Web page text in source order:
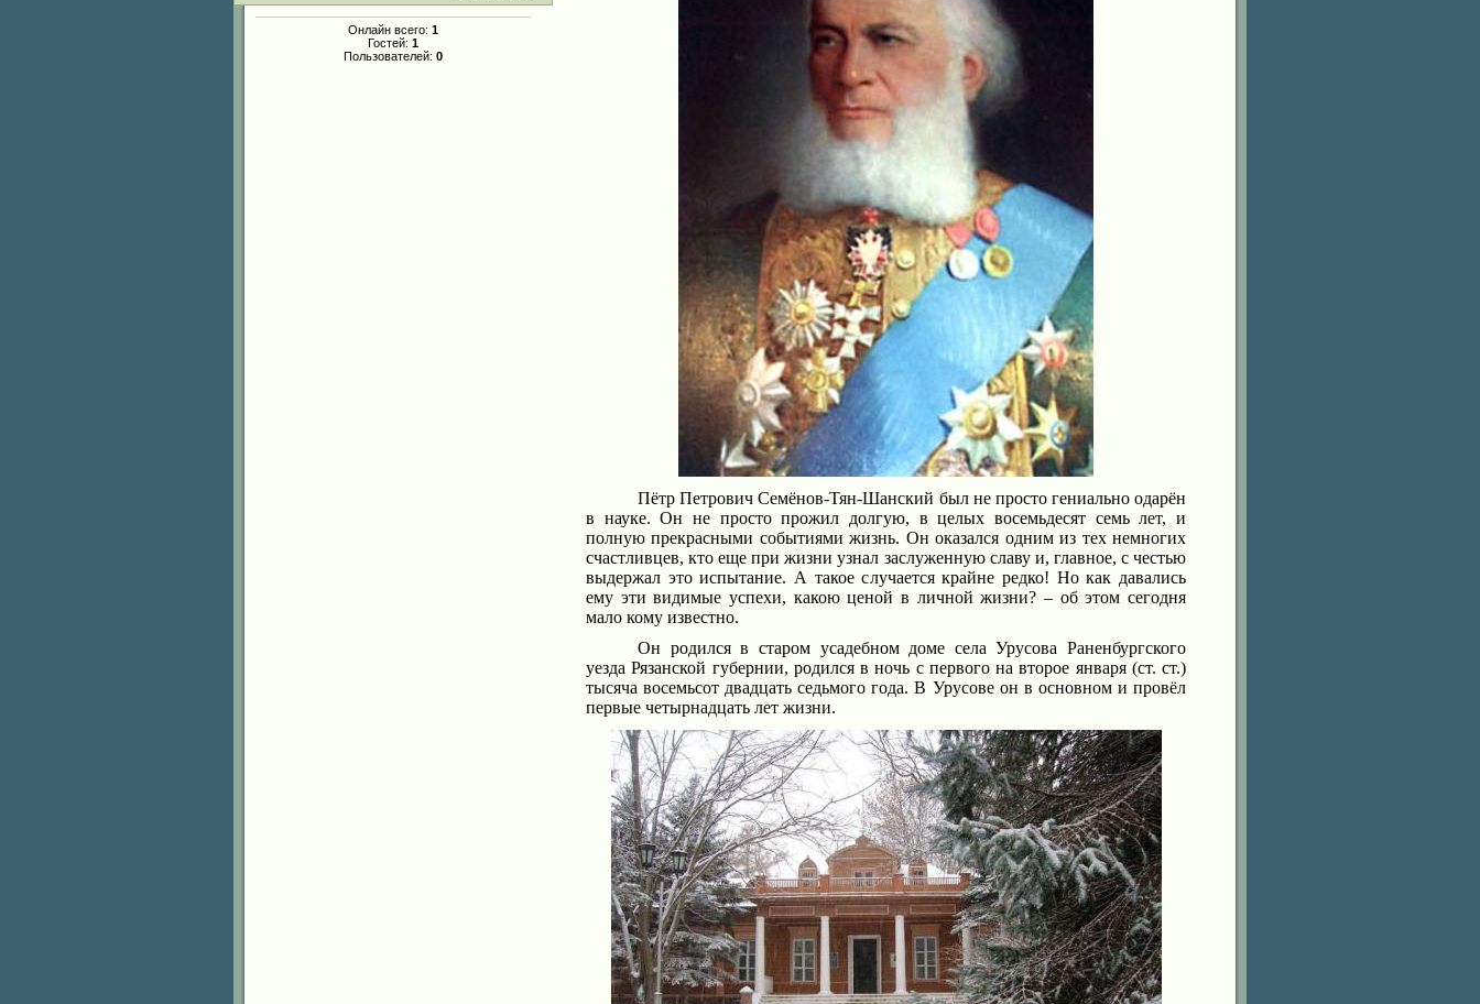
Онлайн всего: 1
Гостей: 1
Пользователей: 0
Пётр Петрович Семёнов-Тян-Шанский был не просто гениально одарён
в науке. Он не просто прожил долгую, в целых восемьдесят семь лет, и
полную прекрасными событиями жизнь. Он оказался одним из тех немногих
счастливцев, кто еще при жизни узнал заслуженную славу и, главное, с честью
выдержал это испытание. А такое случается крайне редко! Но как давались
ему эти видимые успехи, какою ценой в личной жизни? – об этом сегодня
мало кому известно.
Он родился в старом усадебном доме села Урусова Раненбургского
уезда Рязанской губернии, родился в ночь с первого на второе января (ст. ст.)
тысяча восемьсот двадцать седьмого года. В Урусове он в основном и провёл
первые четырнадцать лет жизни.